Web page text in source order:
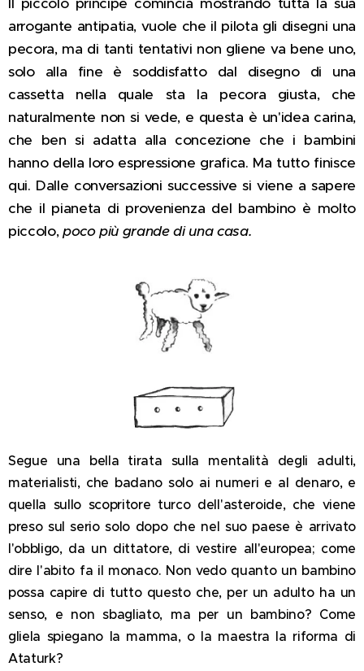
arrogante antipatia, vuole che il pilota gli disegni una
pecora, ma di tanti tentativi non gliene va bene uno,
solo alla fine è soddisfatto dal disegno di una
cassetta nella quale sta la pecora giusta, che
naturalmente non si vede, e questa è un'idea carina,
che ben si adatta alla concezione che i bambini
hanno della loro espressione grafica. Ma tutto finisce
qui. Dalle conversazioni successive si viene a sapere
che il pianeta di provenienza del bambino è molto
piccolo,poco più grande di una casa.
Segue una bella tirata sulla mentalità degli adulti,
materialisti, che badano solo ai numeri e al denaro, e
quella sullo scopritore turco dell'asteroide, che viene
preso sul serio solo dopo che nel suo paese è arrivato
l'obbligo, da un dittatore, di vestire all'europea; come
dire l'abito fa il monaco. Non vedo quanto un bambino
possa capire di tutto questo che, per un adulto ha un
senso, e non sbagliato, ma per un bambino? Come
gliela spiegano la mamma, o la maestra la riforma di
Ataturk?